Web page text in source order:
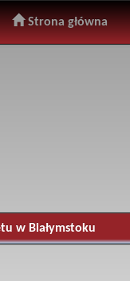
Strona główna
w Białymstoku